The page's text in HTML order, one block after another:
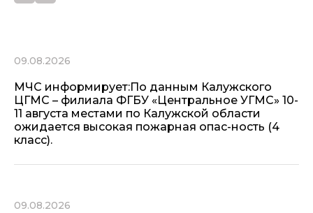
09.08.2026
МЧС информирует:По данным Калужского
ЦГМС – филиала ФГБУ «Центральное УГМС» 10-
11 августа местами по Калужской области
ожидается высокая пожарная опас-ность (4
класс).
09.08.2026